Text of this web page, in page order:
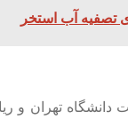
تصفیه آب استخر
تهران و